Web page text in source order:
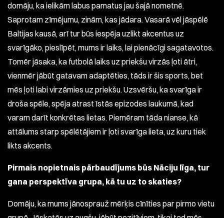
domāju, ka ielikām labus pamatus jau šajā nometnē.
Saprotam zīmējumu, zinām, kas jādara. Vasarā vēl jāspēlē
Baltijas kausā, arī tur būs iespēja uzlikt akcentus uz
svarīgāko, pieslīpēt, mums ir laiks, lai pienācīgi sagatavotos.
Tomēr jāsaka, ka futbolā laiks uz priekšu virzās ļoti ātri,
vienmēr jābūt gatavam adaptēties, tāds ir šis sports, bet
mēs ļoti labi virzāmies uz priekšu. Uzsvēršu, ka svarīga ir
droša spēle, spēja atrast īstās epizodes laukumā, kad
varam darīt konkrētas lietas. Piemēram tāda nianse, kā
attālums starp spēlētājiem ir ļoti svarīga lieta, uz kuru tiek
likts akcents.
Pirmais nopietnais pārbaudījums būs Nāciju līga, tur
gana perspektīva grupa, kā tu uz to skaties?
Domāju, ka mums jānosprauž mērķis cīnīties par pirmo vietu